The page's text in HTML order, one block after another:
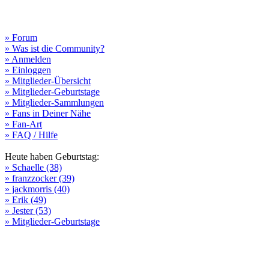
» Forum
» Was ist die Community?
» Anmelden
» Einloggen
» Mitglieder-Übersicht
» Mitglieder-Geburtstage
» Mitglieder-Sammlungen
» Fans in Deiner Nähe
» Fan-Art
» FAQ / Hilfe
Heute haben Geburtstag:
» Schaelle (38)
» franzzocker (39)
» jackmorris (40)
» Erik (49)
» Jester (53)
» Mitglieder-Geburtstage